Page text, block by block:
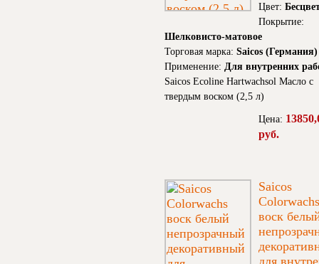
Цвет:
Покрытие:
Шелковисто-матовое
Торговая марка: Saicos (Германия)
Применение: Для внутренних
Saicos Ecoline Hartwachsol Масло с
твердым воском (2,5 л)
Цена:
руб.
Saicos
Colorwachs
воск